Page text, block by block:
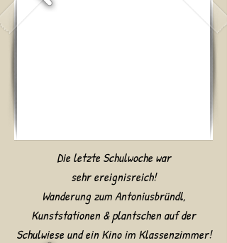
Die letzte Schulwoche war
sehrereignisreich!
Wanderung zum Antoniusbründl,
Kunststationen & plantschen auf der
Schulwiese und ein Kino im Klassenzimmer!